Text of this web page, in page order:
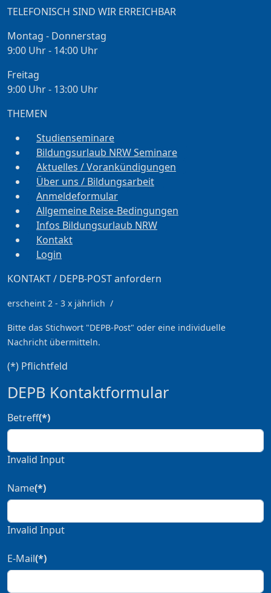
TELEFONISCH SIND WIR ERREICHBAR
Montag - Donnerstag
9:00 Uhr - 14:00 Uhr
Freitag
9:00 Uhr - 13:00 Uhr
THEMEN
Studienseminare
Bildungsurlaub NRW Seminare
Aktuelles / Vorankündigungen
Über uns / Bildungsarbeit
Anmeldeformular
Allgemeine Reise-Bedingungen
Infos Bildungsurlaub NRW
Kontakt
Login
KONTAKT / DEPB-POST anfordern
erscheint 2 - 3 x jährlich /
Bitte das Stichwort "DEPB-Post" oder eine individuelle
Nachricht übermitteln.
(*) Pflichtfeld
DEPB Kontaktformular
Betreff(*)
Invalid Input
Name(*)
Invalid Input
E-Mail(*)